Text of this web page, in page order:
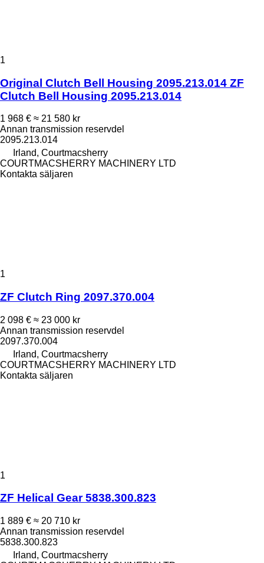
1
Original Clutch Bell Housing 2095.213.014 ZF
Clutch Bell Housing 2095.213.014
1 968 € ≈ 21 580 kr
Annan transmission reservdel
2095.213.014
Irland, Courtmacsherry
COURTMACSHERRY MACHINERY LTD
Kontakta säljaren
1
ZF Clutch Ring 2097.370.004
2 098 € ≈ 23 000 kr
Annan transmission reservdel
2097.370.004
Irland, Courtmacsherry
COURTMACSHERRY MACHINERY LTD
Kontakta säljaren
1
ZF Helical Gear 5838.300.823
1 889 € ≈ 20 710 kr
Annan transmission reservdel
5838.300.823
Irland, Courtmacsherry